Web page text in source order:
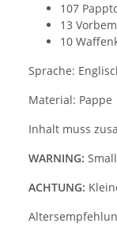
107
13
10
Sprache:
Material: Pappe
Inhalt muss
WARNING:
ACHTUNG: